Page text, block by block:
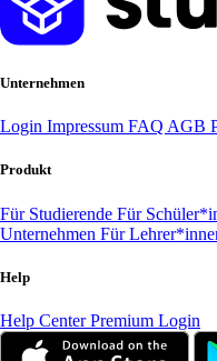
Unternehmen
Login Impressum FAQ AGB
Produkt
Für Studierende Für
Unternehmen Für
Help
Help CenterPremium Login